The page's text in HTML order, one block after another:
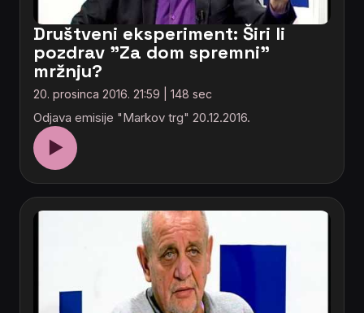
Društveni eksperiment: Širi li
pozdrav "Za dom spremni"
mržnju?
20. prosinca 2016. 21:59 | 148 sec
Odjava emisije "Markov trg" 20.12.2016.
▶